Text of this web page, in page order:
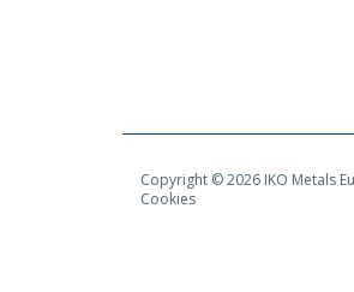
Copyright © 2026 IKO Metals
Cookies